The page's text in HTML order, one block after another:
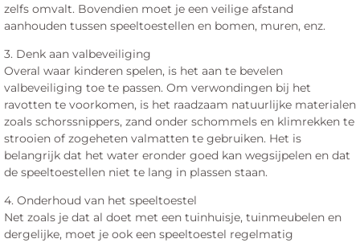
zelfs omvalt. Bovendien moet je een veilige afstand
aanhouden tussen speeltoestellen en bomen, muren, enz.
3. Denk aan valbeveiliging
Overal waar kinderen spelen, is het aan te bevelen
valbeveiliging toe te passen. Om verwondingen bij het
ravotten te voorkomen, is het raadzaam natuurlijke materialen
zoals schorssnippers, zand onder schommels en klimrekken te
strooien of zogeheten valmatten te gebruiken. Het is
belangrijk dat het water eronder goed kan wegsijpelen en dat
de speeltoestellen niet te lang in plassen staan.
4. Onderhoud van het speeltoestel
Net zoals je dat al doet met een tuinhuisje, tuinmeubelen en
dergelijke, moet je ook een speeltoestel regelmatig